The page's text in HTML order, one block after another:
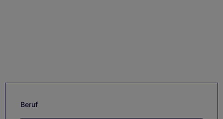
Beruf